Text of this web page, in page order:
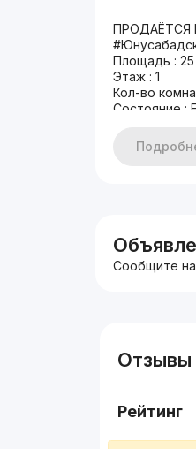
ПРОДАЁТСЯ
Площадь :
Этаж : 1
Кол-во
Состояние :
Первая линия
Цена : 70
Сообщите
Отзывы
Рейтинг